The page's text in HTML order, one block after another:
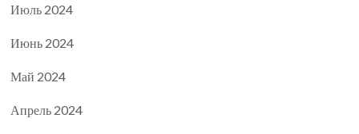
Июль 2024
Июнь 2024
Май 2024
Апрель 2024